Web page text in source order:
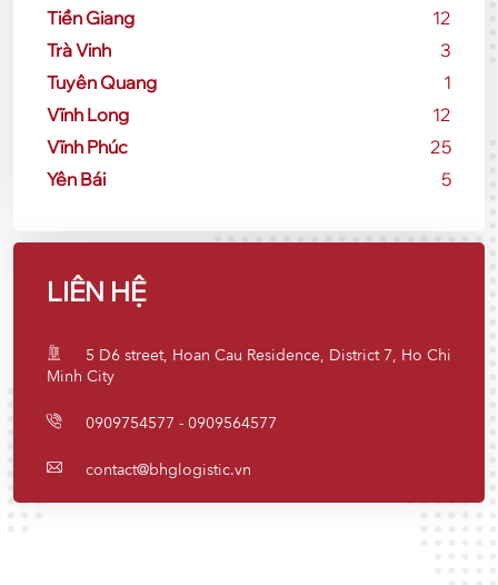
Tiền Giang
12
Trà Vinh
3
Tuyên Quang
1
Vĩnh Long
12
Vĩnh Phúc
25
Yên Bái
5
LIÊN HỆ
5 D6 street, Hoan Cau Residence, District 7, Ho Chi
Minh City
0909754577 - 0909564577
contact@bhglogistic.vn